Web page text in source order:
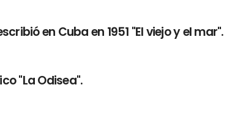
en Cuba en 1951 "El viejo y el mar".
"La Odisea".